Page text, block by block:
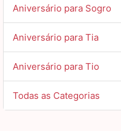
Aniversário para Sogro
Aniversário para Tia
Aniversário para Tio
Todas as Categorias